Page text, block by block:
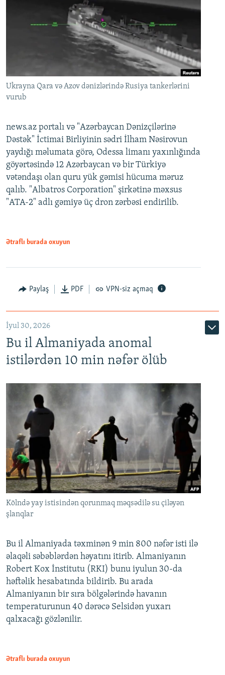
Ukrayna Qara və Azov dənizlərində Rusiya tankerlərini
vurub
news.az portalı və "Azərbaycan Dənizçilərinə
Dəstək" İctimai Birliyinin sədri İlham Nəsirovun
yaydığı məlumata görə, Odessa limanı yaxınlığında
göyərtəsində 12 Azərbaycan və bir Türkiyə
vətəndaşı olan quru yük gəmisi hücuma məruz
qalıb. "Albatros Corporation" şirkətinə məxsus
"ATA-2" adlı gəmiyə üç dron zərbəsi endirilib.
Ətraflı burada oxuyun
Paylaş PDF VPN-siz açmaq
İyul 30, 2026
Bu il Almaniyada anomal
istilərdən 10 min nəfər ölüb
Kölndə yay istisindən qorunmaq məqsədilə su çiləyən
şlanqlar
Bu il Almaniyada təxminən 9 min 800 nəfər isti ilə
əlaqəli səbəblərdən həyatını itirib. Almaniyanın
Robert Kox İnstitutu (RKI) bunu iyulun 30-da
həftəlik hesabatında bildirib. Bu arada
Almaniyanın bir sıra bölgələrində havanın
temperaturunun 40 dərəcə Selsidən yuxarı
qalxacağı gözlənilir.
Ətraflı burada oxuyun